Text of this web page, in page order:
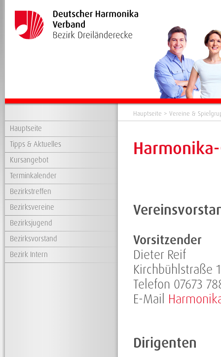
Hauptseite
Tipps & Aktuelles
Kursangebot
Terminkalender
Bezirkstreffen
Bezirksvereine
Bezirksjugend
Bezirksvorstand
Bezirk Intern
Hauptseite > Vereine &
Vorsitzender
Dieter Reif
Kirchbühlstraße
Telefon 07673
E-Mail
Dirigenten